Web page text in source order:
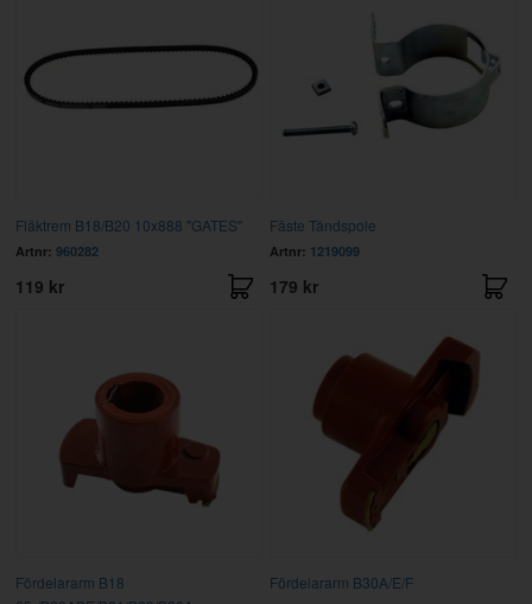
Fläktrem B18/B20 10x888 "GATES"
Artnr: 960282
119 kr
Fäste Tändspole
Artnr: 1219099
179 kr
Fördelararm B18
Fördelararm B30A/E/F